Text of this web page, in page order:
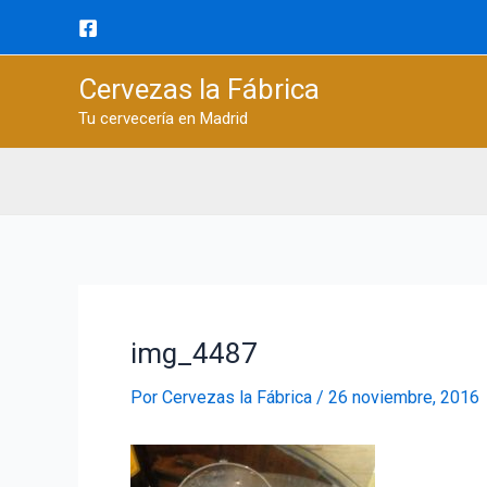
Cervezas la Fábrica
Tu cervecería en Madrid
img_4487
Por Cervezas la Fábrica / 26 noviembre, 2016